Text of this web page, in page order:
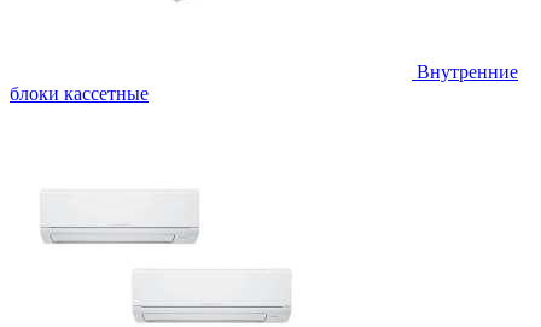
Внутренние
блоки кассетные